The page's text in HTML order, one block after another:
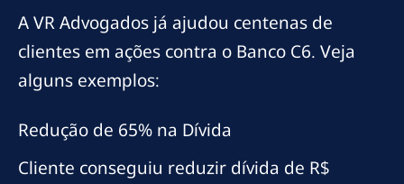
A VR Advogados já ajudou centenas de
clientes em ações contra o Banco C6. Veja
alguns exemplos:
Redução de 65% na Dívida
Cliente conseguiu reduzir dívida de R$